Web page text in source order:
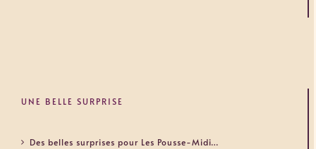
UNE BELLE SURPRISE
Des belles surprises pour Les Pousse-Midi…